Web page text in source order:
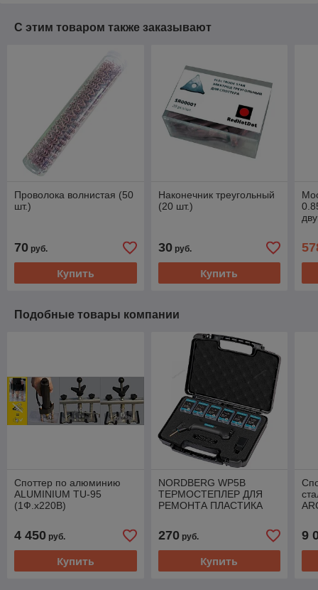
С этим товаром также заказывают
Проволока волнистая (50
шт.)
70 руб.
Купить
Наконечник треугольный
(20 шт.)
30руб.
Купить
Подобные товары компании
Споттер по алюминию
ALUMINIUM TU-95
(1Ф.х220В)
4 450 руб.
Купить
NORDBERG WP5B
ТЕРМОСТЕПЛЕР ДЛЯ
РЕМОНТА ПЛАСТИКА
270руб.
Купить
9